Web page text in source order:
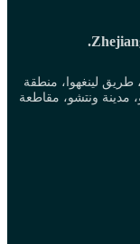
القياسي، طريق لينغهوا، منطقة
مدينة ونتشو، مقاطعة